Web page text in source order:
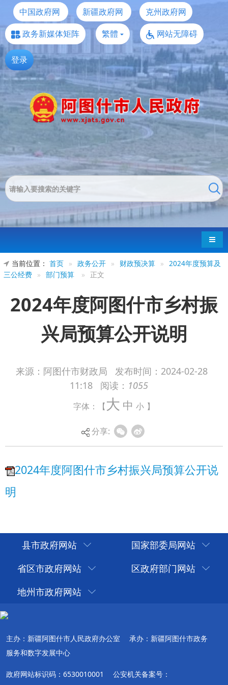
中国政府网 新疆政府网
克州政府网
政务新媒体矩阵
繁體 网站无障碍
登录
导航
当前位置： 首页 » 政务公开 » 财政预决算 »
2024年度预算及
三公经费 » 部门预算 » 正文
2024年度阿图什市乡村振
兴局预算公开说明
来源：阿图什市财政局 发布时间： 2024-02-28
11:18
阅读： 1055
字体：【大 中 小 】
分享:
2024年度阿图什市乡村振兴局预算公开说
县市政府网站
国家部委局网站
省区市政府网站
区政府部门网站
地州市政府网站
主办：新疆阿图什市人民政府办公室
承办：新疆阿图什市政务
服务和数字发展中心
政府网站标识码：6530010001
公安机关备案号：